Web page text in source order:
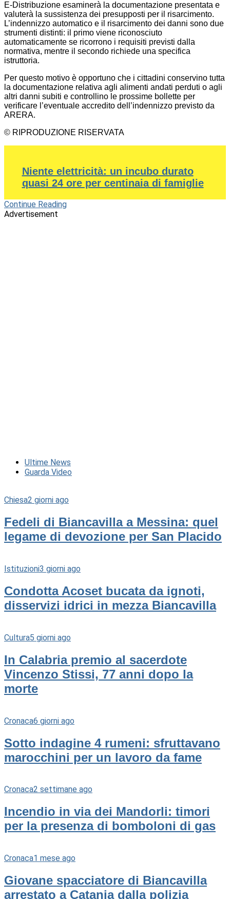
E-Distribuzione esaminerà la documentazione presentata e
valuterà la sussistenza dei presupposti per il risarcimento.
L’indennizzo automatico e il risarcimento dei danni sono due
strumenti distinti: il primo viene riconosciuto
automaticamente se ricorrono i requisiti previsti dalla
normativa, mentre il secondo richiede una specifica
istruttoria.
Per questo motivo è opportuno che i cittadini conservino tutta
la documentazione relativa agli alimenti andati perduti o agli
altri danni subiti e controllino le prossime bollette per
verificare l’eventuale accredito dell’indennizzo previsto da
ARERA.
© RIPRODUZIONE RISERVATA
Niente elettricità: un incubo durato
quasi 24 ore per centinaia di famiglie
Continue Reading
Advertisement
Ultime News
Guarda Video
Chiesa2 giorni ago
Fedeli di Biancavilla a Messina: quel
legame di devozione per San Placido
Istituzioni3 giorni ago
Condotta Acoset bucata da ignoti,
disservizi idrici in mezza Biancavilla
Cultura5 giorni ago
In Calabria premio al sacerdote
Vincenzo Stissi, 77 anni dopo la
morte
Cronaca6 giorni ago
Sotto indagine 4 rumeni: sfruttavano
marocchini per un lavoro da fame
Cronaca2 settimane ago
Incendio in via dei Mandorli: timori
per la presenza di bomboloni di gas
Cronaca1 mese ago
Giovane spacciatore di Biancavilla
arrestato a Catania dalla polizia